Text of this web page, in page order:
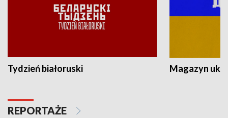
Tydzień białoruski Magazyn
REPORTAŻE